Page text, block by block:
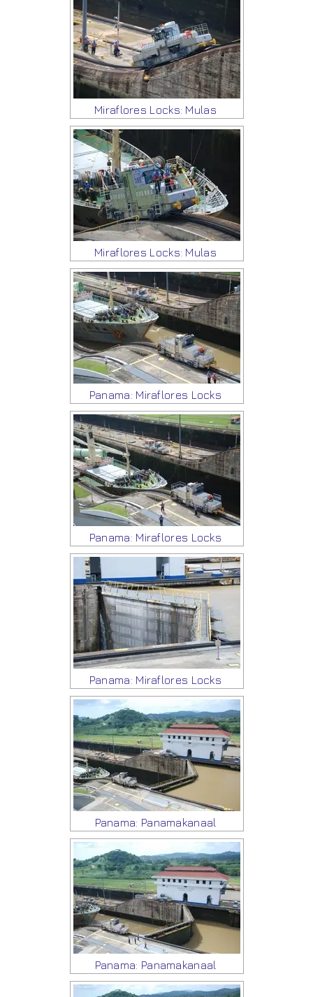
Miraflores Locks: Mulas
Miraflores Locks: Mulas
Panama: Miraflores Locks
Panama: Miraflores Locks
Panama: Miraflores Locks
Panama: Panamakanaal
Panama: Panamakanaal